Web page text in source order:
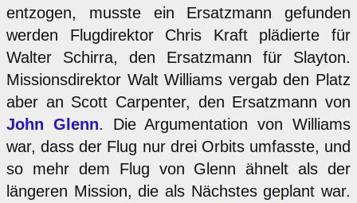
entzogen, musste ein Ersatzmann gefunden
werden Flugdirektor Chris Kraft plädierte für
Walter Schirra, den Ersatzmann für Slayton.
Missionsdirektor Walt Williams vergab den Platz
aber an Scott Carpenter, den Ersatzmann von
John Glenn. Die Argumentation von Williams
war, dass der Flug nur drei Orbits umfasste, und
so mehr dem Flug von Glenn ähnelt als der
längeren Mission, die als Nächstes geplant war.